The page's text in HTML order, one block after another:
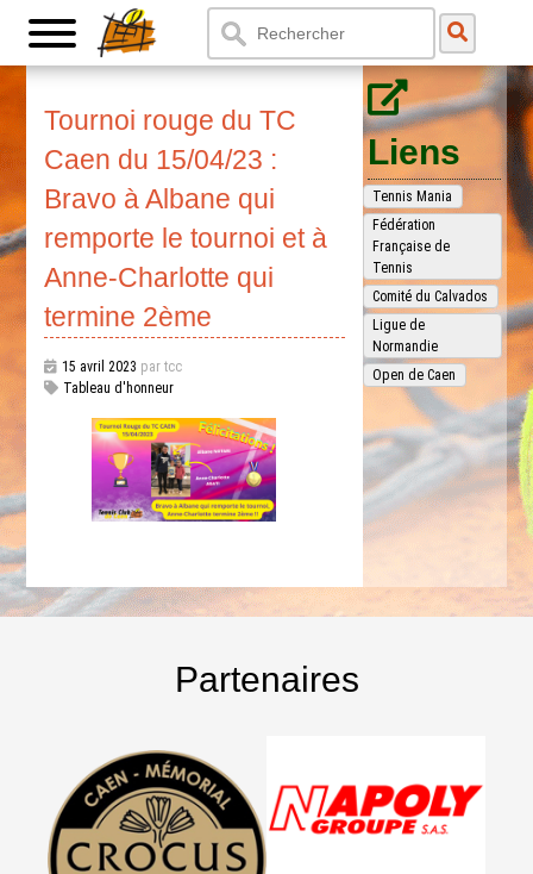
Tournoi rouge du TC
Caen du 15/04/23 :
Bravo à Albane qui
remporte le tournoi et à
Anne-Charlotte qui
termine 2ème
15 avril 2023 par tcc
Tableau d'honneur
Liens
Tennis Mania
Fédération
Française de
Tennis
Comité du Calvados
Ligue de
Normandie
Open de Caen
Partenaires